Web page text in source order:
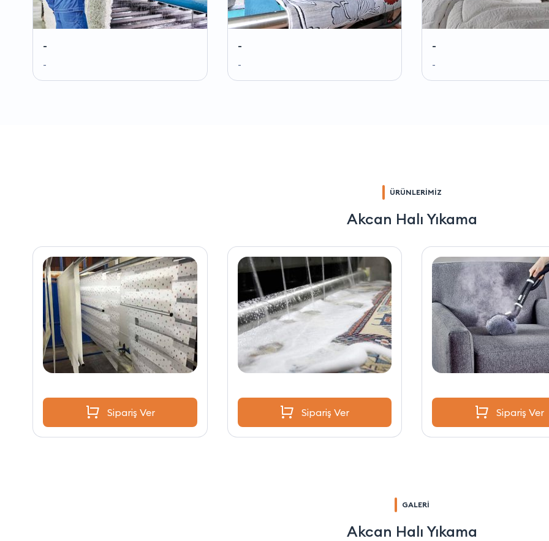
-
-
-
-
-
-
ÜRÜNLERİMİZ
Akcan Halı Yıkama
Sipariş Ver Sipariş Ver Sipariş Ver
GALERİ
Akcan Halı Yıkama